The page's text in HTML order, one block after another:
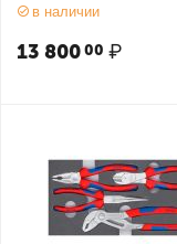
боков наличии
13 80000 ₽